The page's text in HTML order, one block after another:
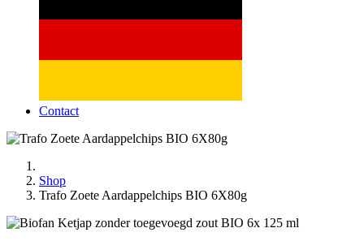
Contact
Shop
Trafo Zoete Aardappelchips BIO 6X80g